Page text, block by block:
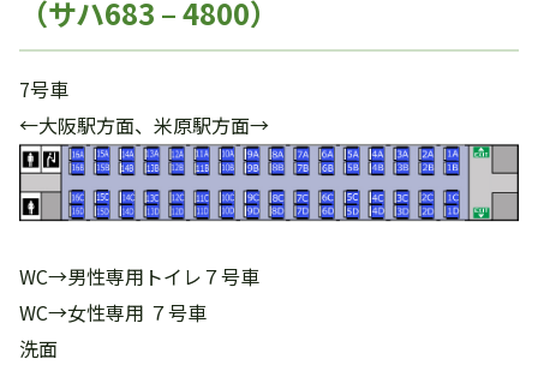
（サハ683 – 4800）
7号車
←大阪駅方面、米原駅方面→
WC→男性専用トイレ７号車
WC→女性専用 ７号車
洗面